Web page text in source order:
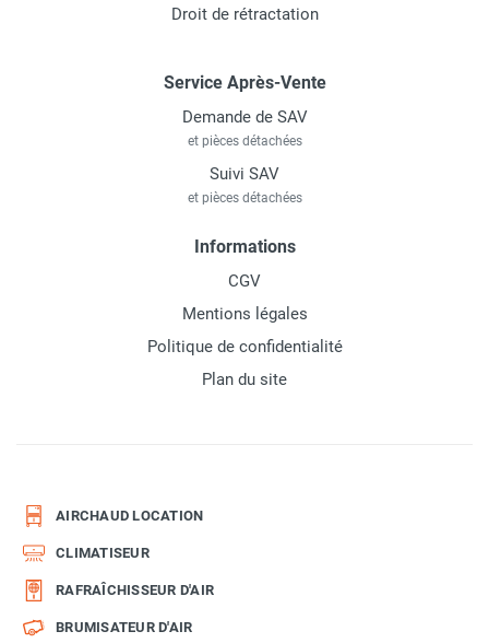
Droit de rétractation
Service Après-Vente
Demande de SAV
et pièces détachées
Suivi SAV
et pièces détachées
Informations
CGV
Mentions légales
Politique de confidentialité
Plan du site
AIRCHAUD LOCATION
CLIMATISEUR
RAFRAÎCHISSEUR D'AIR
BRUMISATEUR D'AIR